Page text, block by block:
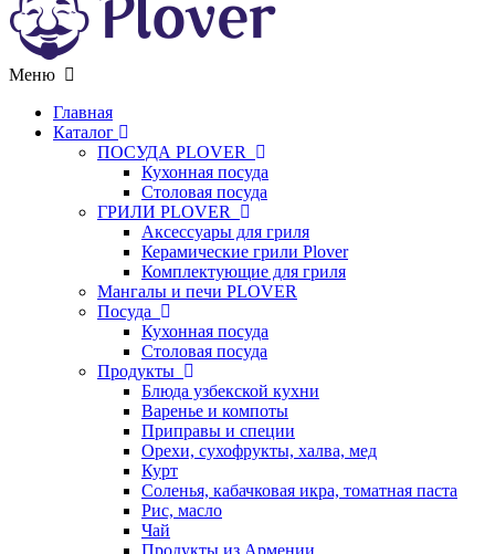
Меню
Главная
Каталог
ПОСУДА PLOVER
Кухонная посуда
Столовая посуда
ГРИЛИ PLOVER
Аксессуары для гриля
Керамические грили Plover
Комплектующие для гриля
Мангалы и печи PLOVER
Посуда
Кухонная посуда
Столовая посуда
Продукты
Блюда узбекской кухни
Варенье и компоты
Приправы и специи
Орехи, сухофрукты, халва, мед
Курт
Соленья, кабачковая икра, томатная паста
Рис, масло
Чай
Продукты из Армении